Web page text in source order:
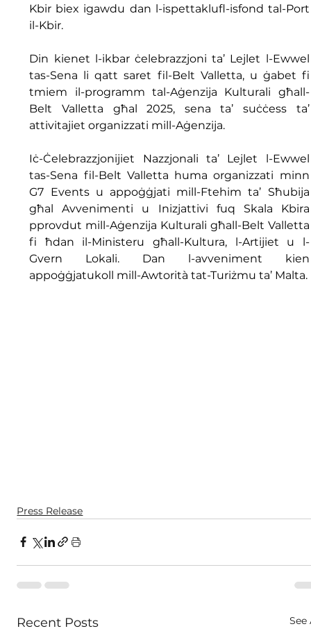
Kbir biex igawdu dan l-ispettaklufl-isfond tal-Port
il-Kbir.
Din kienet l-ikbar ċelebrazzjoni ta’ Lejlet l-Ewwel
tas-Sena li qatt saret fil-Belt Valletta, u ġabet fi
tmiem il-programm tal-Aġenzija Kulturali għall-
Belt Valletta għal 2025, sena ta’ suċċess ta’
attivitajiet organizzati mill-Aġenzija.
Iċ-Ċelebrazzjonijiet Nazzjonali ta’ Lejlet l-Ewwel
tas-Sena fil-Belt Valletta huma organizzati minn
G7 Events u appoġġjati mill-Ftehim ta’ Sħubija
għal Avvenimenti u Inizjattivi fuq Skala Kbira
pprovdut mill-Aġenzija Kulturali għall-Belt Valletta
fi ħdan il-Ministeru għall-Kultura, l-Artijiet u l-
Gvern Lokali. Dan l-avveniment kien
appoġġjatukoll mill-Awtorità tat-Turiżmu ta’ Malta.
Press Release
Recent Posts See